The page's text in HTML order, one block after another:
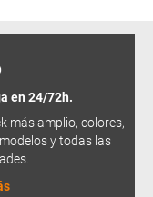
en 24/72h.
más amplio, colores,
y todas las